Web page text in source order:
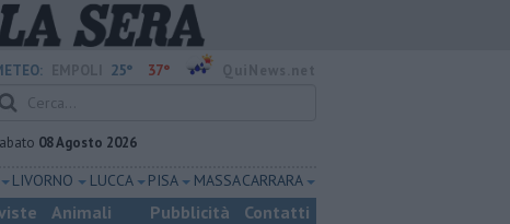
25° 37°
08 Agosto 2026
LIVORNO LUCCA PISA MASSA CARRARA
Animali Pubblicità Contatti